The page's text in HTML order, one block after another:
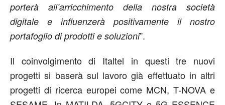
porterà all’arricchimento della nostra società
digitale e influenzerà positivamente il nostro
portafoglio di prodotti e soluzioni”.
Il coinvolgimento di Italtel in questi tre nuovi
progetti si baserà sul lavoro già effettuato in altri
progetti di ricerca europei come MCN, T-NOVA e